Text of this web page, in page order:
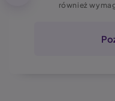
również